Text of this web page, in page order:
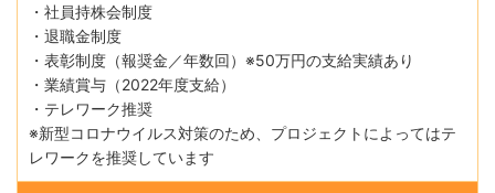
・社員持株会制度
・退職金制度
・表彰制度（報奨金／年数回）※50万円の支給実績あり
・業績賞与（2022年度支給）
・テレワーク推奨
※新型コロナウイルス対策のため、プロジェクトによってはテ
レワークを推奨しています